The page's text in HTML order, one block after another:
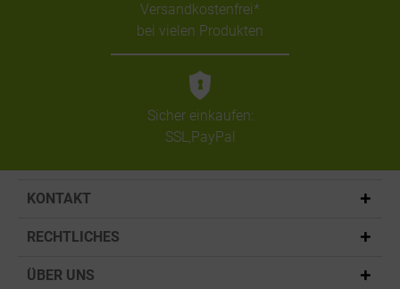
Versandkostenfrei*
bei vielen Produkten
Sicher einkaufen:
SSL,PayPal
KONTAKT
RECHTLICHES
ÜBER UNS